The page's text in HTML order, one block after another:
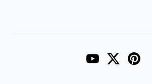
Go toGo toGo